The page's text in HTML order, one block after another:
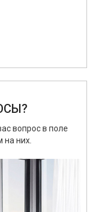
вопрос в поле
них.